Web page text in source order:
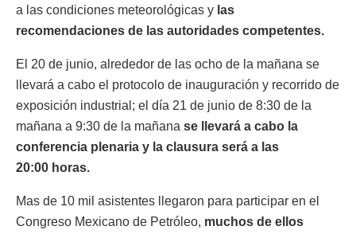
a las condiciones meteorológicas y las
recomendaciones de las autoridades competentes.
El 20 de junio, alrededor de las ocho de la mañana se
llevará a cabo el protocolo de inauguración y recorrido de
exposición industrial; el día 21 de junio de 8:30 de la
mañana a 9:30 de la mañana se llevará a cabo la
conferencia plenaria y la clausura será a las
20:00 horas.
Mas de 10 mil asistentes llegaron para participar en el
Congreso Mexicano de Petróleo, muchos de ellos